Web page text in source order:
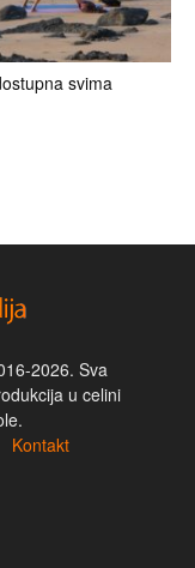
svima
2026. Sva
u celini
Kontakt